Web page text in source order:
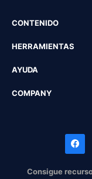
CONTENIDO
HERRAMIENTAS
AYUDA
COMPANY
Consigue